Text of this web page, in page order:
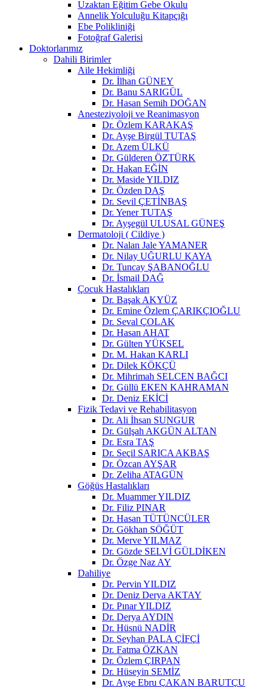
Uzaktan Eğitim Gebe Okulu
Annelik Yolculuğu Kitapçığı
Ebe Polikliniği
Fotoğraf Galerisi
Doktorlarımız
Dahili Birimler
Aile Hekimliği
Dr. İlhan GÜNEY
Dr. Banu SARIGÜL
Dr. Hasan Semih DOĞAN
Anesteziyoloji ve Reanimasyon
Dr. Özlem KARAKAŞ
Dr. Ayşe Birgül TUTAŞ
Dr. Azem ÜLKÜ
Dr. Gülderen ÖZTÜRK
Dr. Hakan EĞİN
Dr. Maside YILDIZ
Dr. Özden DAŞ
Dr. Sevil ÇETİNBAŞ
Dr. Yener TUTAŞ
Dr. Ayşegül ULUSAL GÜNEŞ
Dermatoloji ( Cildiye )
Dr. Nalan Jale YAMANER
Dr. Nilay UĞURLU KAYA
Dr. Tuncay ŞABANOĞLU
Dr. İsmail DAĞ
Çocuk Hastalıkları
Dr. Başak AKYÜZ
Dr. Emine Özlem ÇARIKÇIOĞLU
Dr. Seval ÇOLAK
Dr. Hasan AHAT
Dr. Gülten YÜKSEL
Dr. M. Hakan KARLI
Dr. Dilek KÖKÇÜ
Dr. Mihrimah SELCEN BAĞCI
Dr. Güllü EKEN KAHRAMAN
Dr. Deniz EKİCİ
Fizik Tedavi ve Rehabilitasyon
Dr. Ali İhsan SUNGUR
Dr. Gülşah AKGÜN ALTAN
Dr. Esra TAŞ
Dr. Seçil SARICA AKBAŞ
Dr. Özcan AYŞAR
Dr. Zeliha ATAGÜN
Göğüs Hastalıkları
Dr. Muammer YILDIZ
Dr. Filiz PINAR
Dr. Hasan TÜTÜNCÜLER
Dr. Gökhan SÖĞÜT
Dr. Merve YILMAZ
Dr. Gözde SELVİ GÜLDİKEN
Dr. Özge Naz AY
Dahiliye
Dr. Pervin YILDIZ
Dr. Deniz Derya AKTAY
Dr. Pınar YILDIZ
Dr. Derya AYDIN
Dr. Hüsnü NADİR
Dr. Seyhan PALA ÇİFÇİ
Dr. Fatma ÖZKAN
Dr. Özlem ÇIRPAN
Dr. Hüseyin SEMİZ
Dr. Ayşe Ebru ÇAKAN BARUTÇU